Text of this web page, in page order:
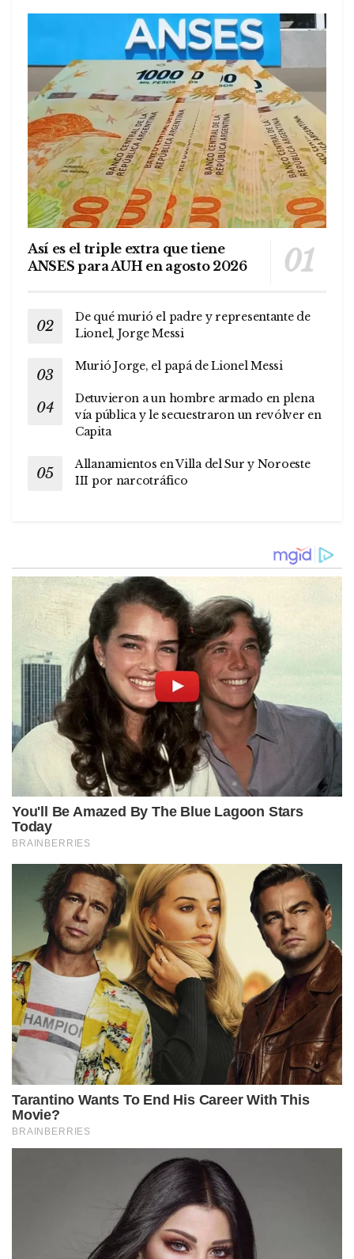
Así es el triple extra que tiene
ANSES para AUH en agosto 2026
De qué murió el padre y representante de
Lionel, Jorge Messi
Murió Jorge, el papá de Lionel Messi
Detuvieron a un hombre armado en plena
vía pública y le secuestraron un revólver en
Capita
Allanamientos en Villa del Sur y Noroeste
III por narcotráfico